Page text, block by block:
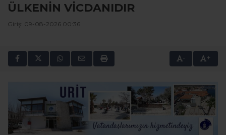
ÜLKENİN VİCDANIDIR
Giriş: 09-08-2026 00:36
- +